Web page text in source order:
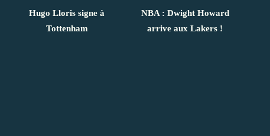
Hugo Lloris signe à
Tottenham
NBA : Dwight Howard
arrive aux Lakers !